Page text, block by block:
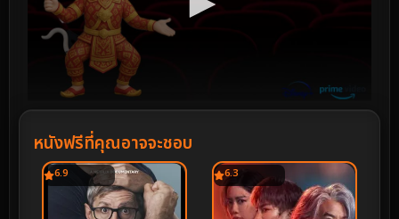
หนังฟรีที่คุณอาจจะชอบ
6.9 6.3